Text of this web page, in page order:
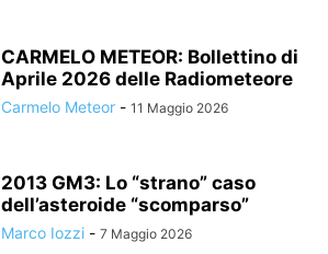
CARMELO METEOR: Bollettino di
Aprile 2026 delle Radiometeore
Carmelo Meteor - 11 Maggio 2026
2013 GM3: Lo “strano” caso
dell’asteroide “scomparso”
Marco Iozzi - 7 Maggio 2026